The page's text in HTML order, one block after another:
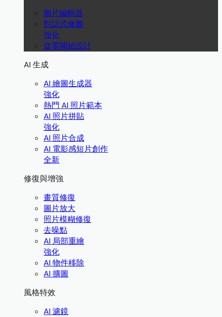
圖片編輯器
對話式修圖
強化
從零開始設計
AI 生成
AI 繪圖生成器
強化
熱門 AI 照片範本
AI 照片拼貼
強化
AI 照片合成
AI 電影感短片創作
全新
修復與增強
畫質修復
圖片放大
照片模糊修復
去噪點
AI 局部重繪
強化
AI 物件移除
AI 擴圖
風格特效
AI 濾鏡